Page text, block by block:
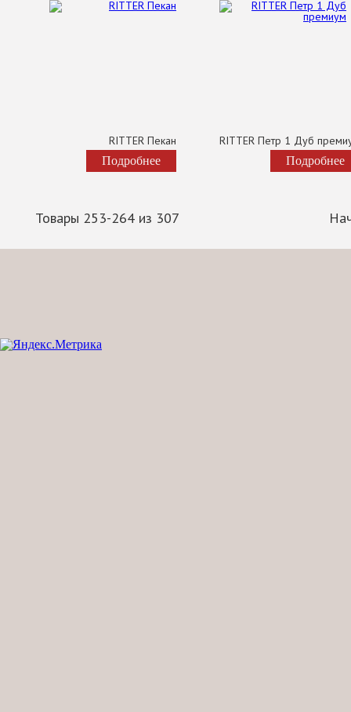
RITTER Пекан
Подробнее
RITTER Петр 1 Дуб
Подробнее
Товары 253-264 из 307